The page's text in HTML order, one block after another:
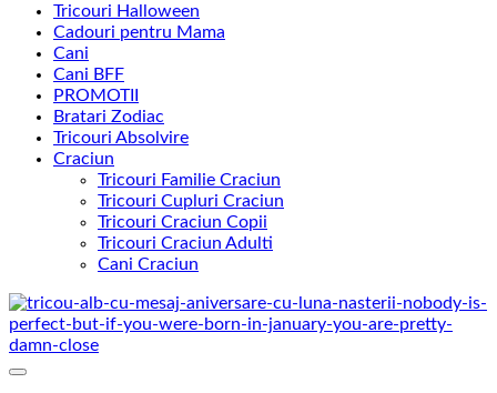
Tricouri Halloween
Cadouri pentru Mama
Cani
Cani BFF
PROMOTII
Bratari Zodiac
Tricouri Absolvire
Craciun
Tricouri Familie Craciun
Tricouri Cupluri Craciun
Tricouri Craciun Copii
Tricouri Craciun Adulti
Cani Craciun